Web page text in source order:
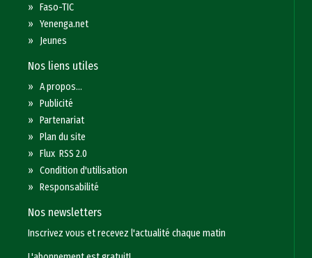
»Faso-TIC
»Yenenga.net
» Jeunes
Nos liens utiles
»A propos...
»Publicité
»Partenariat
»Plan du site
»Flux RSS 2.0
»Condition d'utilisation
»Responsabilité
Nos newsletters
Inscrivez vous et recevez l'actualité chaque matin